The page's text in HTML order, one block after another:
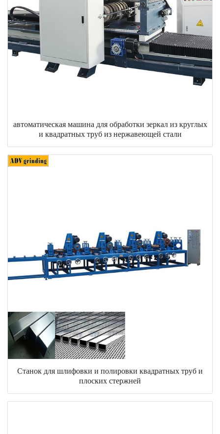
автоматическая машина для обработки зеркал из круглых
и квадратных труб из нержавеющей стали
Станок для шлифовки и полировки квадратных труб и
плоских стержней